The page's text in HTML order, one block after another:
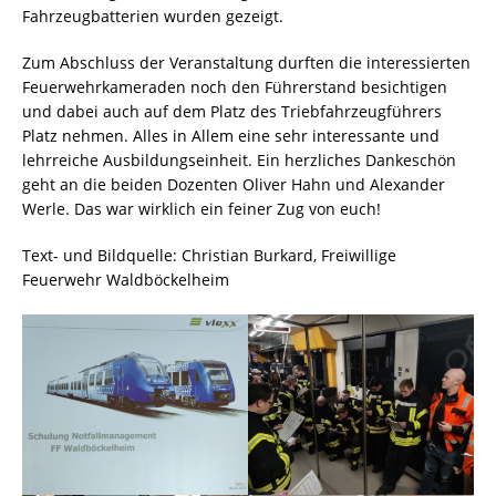
Fahrzeugbatterien wurden gezeigt.
Zum Abschluss der Veranstaltung durften die interessierten
Feuerwehrkameraden noch den Führerstand besichtigen
und dabei auch auf dem Platz des Triebfahrzeugführers
Platz nehmen. Alles in Allem eine sehr interessante und
lehrreiche Ausbildungseinheit. Ein herzliches Dankeschön
geht an die beiden Dozenten Oliver Hahn und Alexander
Werle. Das war wirklich ein feiner Zug von euch!
Text- und Bildquelle: Christian Burkard, Freiwillige
Feuerwehr Waldböckelheim